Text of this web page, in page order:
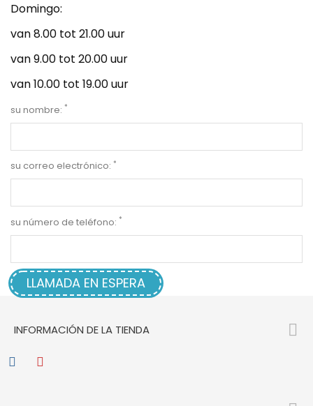
Domingo:
van 8.00 tot 21.00 uur
van 9.00 tot 20.00 uur
van 10.00 tot 19.00 uur
su nombre: *
su correo electrónico: *
su número de teléfono: *
INFORMACIÓN DE LA TIENDA 